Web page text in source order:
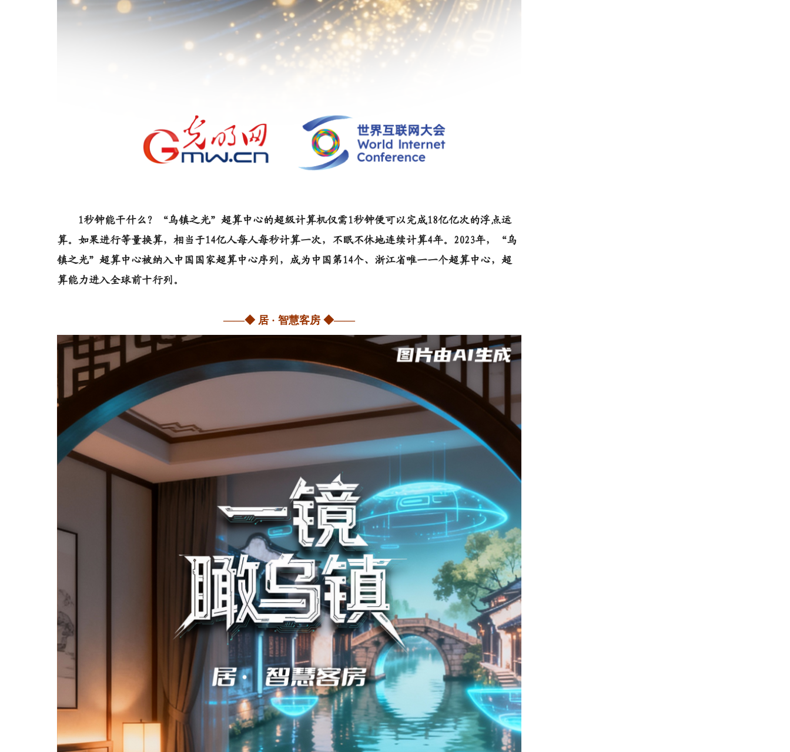
1秒钟能干什么？“乌镇之光”超算中心的超级计算机仅需1秒钟便可以完成18亿亿次的浮点运
算。如果进行等量换算，相当于14亿人每人每秒计算一次，不眠不休地连续计算4年。2023年，“乌
镇之光”超算中心被纳入中国国家超算中心序列，成为中国第14个、浙江省唯一一个超算中心，超
算能力进入全球前十行列。
——◆ 居 · 智慧客房 ◆——